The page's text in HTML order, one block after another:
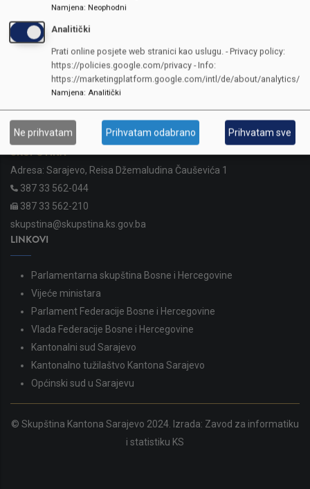
KONTAKTI
SKUPŠTINA
Adresa: Sarajevo, Reisa Džemaludina Čauševića 1
387 33 562-044
387 33 562-210
skupstina@skupstina.ks.gov.ba
LINKOVI
Parlamentarna skupština Bosne i Hercegovine
Vijeće ministara
Parlament Federacije Bosne i Hercegovine
Vlada Federacije Bosne i Hercegovine
Kantonalni sud Sarajevo
Kantonalno tužilaštvo Kantona Sarajevo
Općinski sud u Sarajevu
© Skupština Kantona Sarajevo 2024. Izrada: Zavod za informatiku
i statistiku KS
Namjena: Neophodni
Analitički
Prati online posjete web stranici kao uslugu. - Privacy policy:
https://policies.google.com/privacy - Info:
https://marketingplatform.google.com/intl/de/about/analytics/
Namjena: Analitički
Ne prihvatam Prihvatam odabrano Prihvatam sve